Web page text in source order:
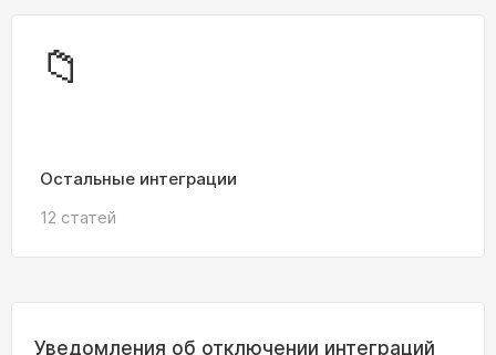
📁
Остальные интеграции
12 статей
Уведомления об отключении интеграций